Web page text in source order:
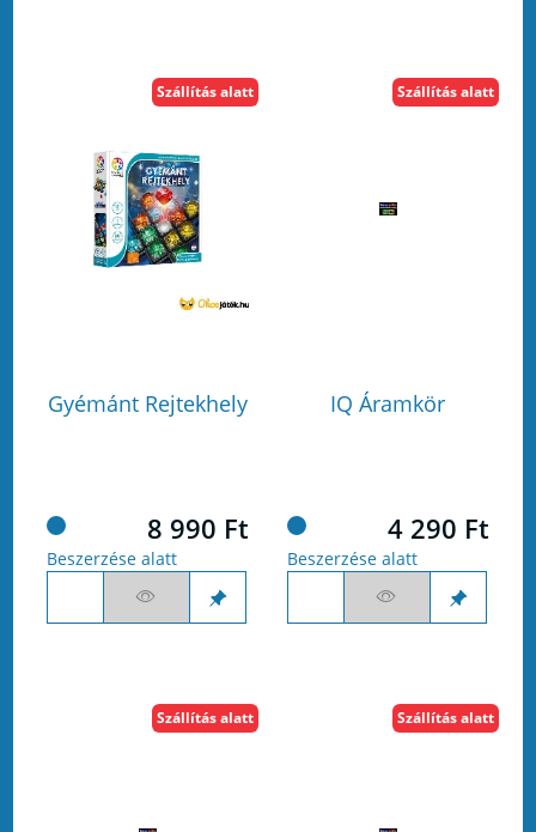
Gyémánt Rejtekhely
Szállítás alatt
8 990 Ft
Beszerzése alatt
IQ Áramkör
Szállítás alatt
4 290 Ft
Beszerzése alatt
Szállítás alatt Szállítás alatt